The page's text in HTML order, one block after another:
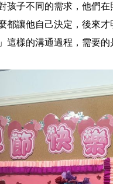
孩子不同的需求，他們
都讓他自己決定，後來
這樣的溝通過程，需要的